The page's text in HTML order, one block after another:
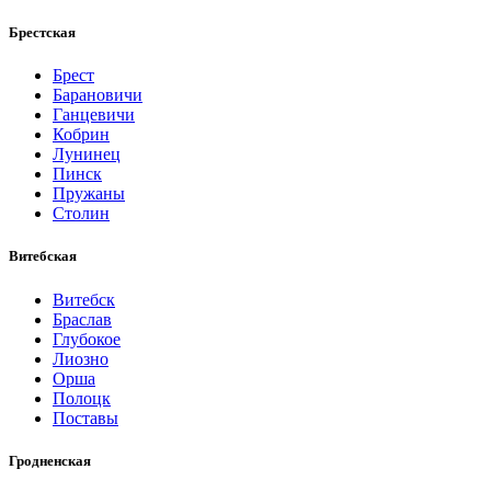
Брестская
Брест
Барановичи
Ганцевичи
Кобрин
Лунинец
Пинск
Пружаны
Столин
Витебская
Витебск
Браслав
Глубокое
Лиозно
Орша
Полоцк
Поставы
Гродненская